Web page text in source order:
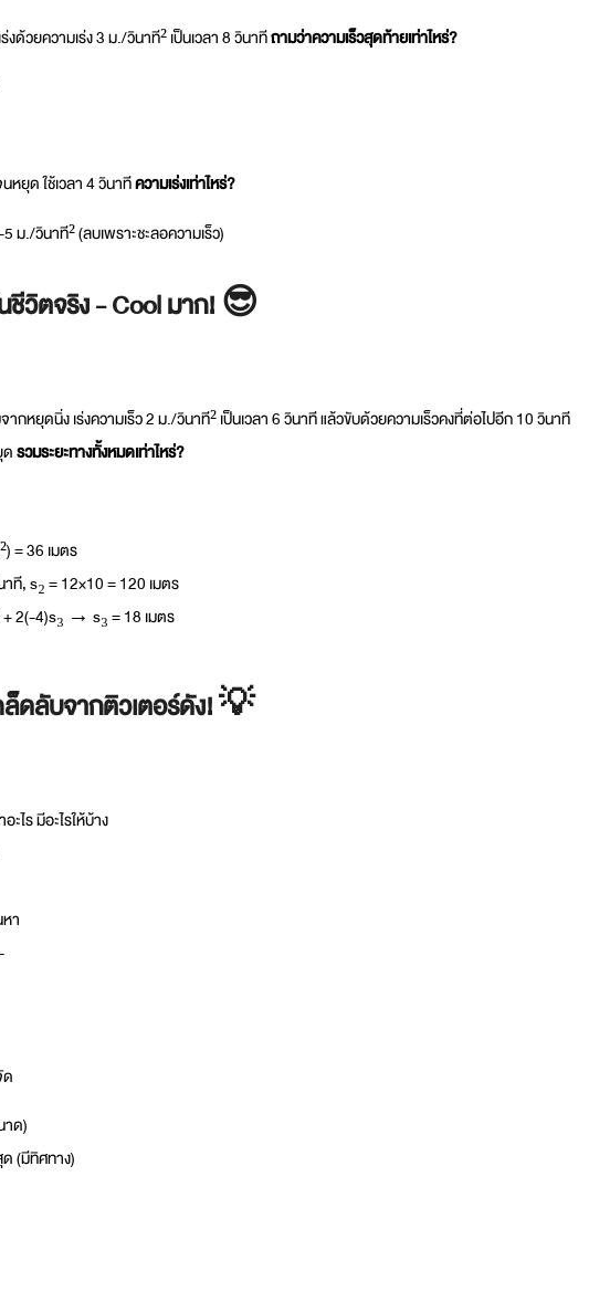
ด้วยความเร่ง 3 ม./วินาที² เป็นเวลา 8 วินาทีถามว่าความเร็วสุดท้ายเท่าไหร่?
หยุด ใช้เวลา 4 วินาทีความเร่งเท่าไหร่?
วินาที² (ลบเพราะชะลอความเร็ว)
ชีวิตจริง - Cool มาก! 😎
ากหยุดนิ่ง เร่งความเร็ว 2 ม./วินาที² เป็นเวลา 6 วินาที แล้วขับด้วยความเร็วคงที่ต่อไปอีก 10 วินาที
รวมระยะทางทั้งหมดเท่าไหร่?
= 36 เมตร
ที, s₂ = 12×10 = 120 เมตร
2(-4)s₃ → s₃ = 18 เมตร
ล็ดลับจากติวเตอร์ดัง! 💡
ะไร มีอะไรให้บ้าง
า
าด)
(มีทิศทาง)